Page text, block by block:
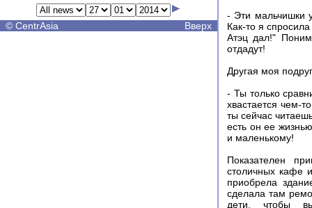
© CentrAsia Вверх
- Эти мальчишки
Как-то я
Атэц дал!"
отдадут!
Другая моя
- Ты только
хвастается чем-
ты сейчас
есть он ее
и маленькому!
Показателен
столичных кафе
приобрела
сделала там
дети, чтобы